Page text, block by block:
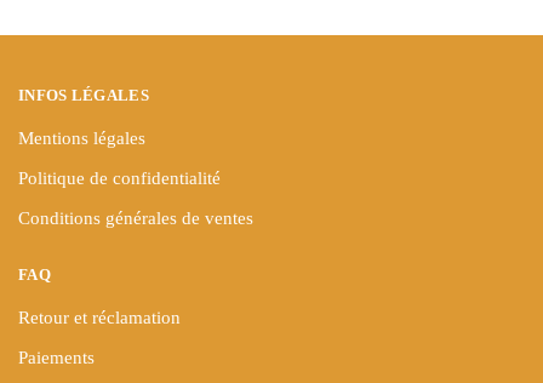
INFOS LÉGALES
Mentions légales
Politique de confidentialité
Conditions générales de ventes
FAQ
Retour et réclamation
Paiements